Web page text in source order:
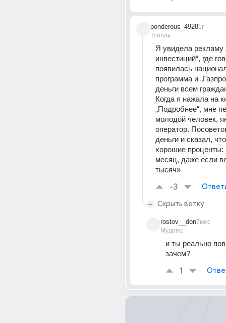
ponderous_4928
Тролль
1г
Я увидела рекламу
инвестиций“, где
появилась
программа и
деньги всем
Когда я нажала на
„Подробнее“, мне
молодой человек,
оператор.
деньги и сказал,
хорошие проценты:
месяц, даже если
тысяч»
-3
Скрыть ветку
rostov__don
Мудрец
7мес
и ты реально
зачем?
1